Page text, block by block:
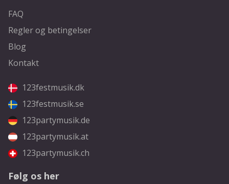
FAQ
Regler og betingelser
Blog
Kontakt
123festmusik.dk
123festmusik.se
123partymusik.de
123partymusik.at
123partymusik.ch
Følg os her